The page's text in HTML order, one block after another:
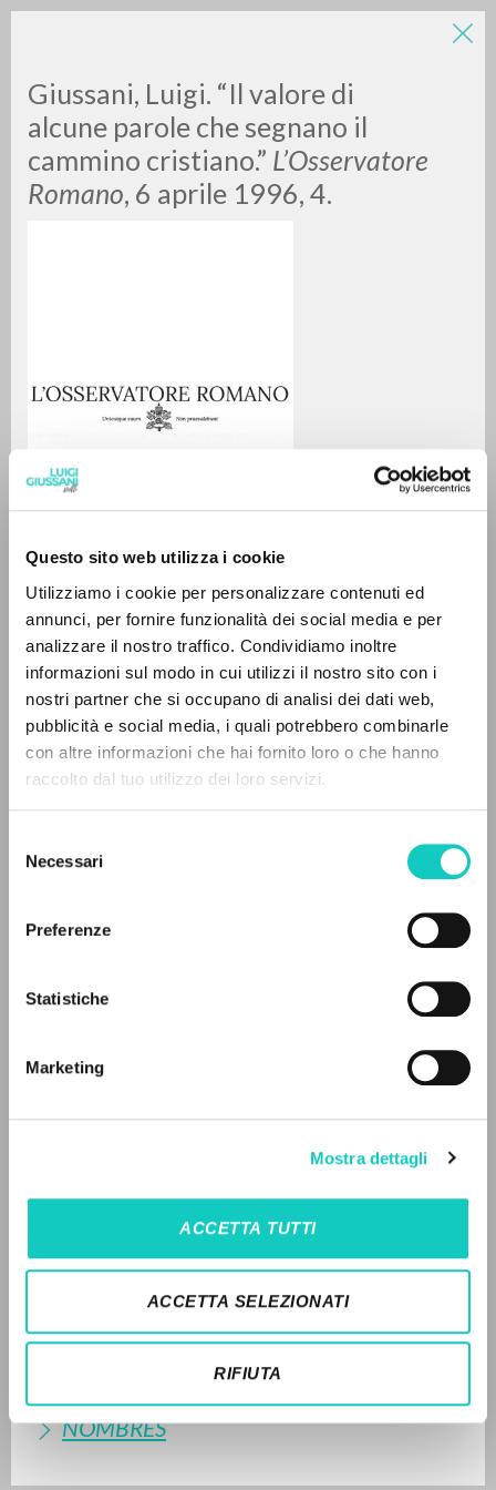
Questo sito web utilizza i cookie
Utilizziamo i cookie per personalizzare contenuti ed
annunci, per fornire funzionalità dei social media e per
analizzare il nostro traffico. Condividiamo inoltre
informazioni sul modo in cui utilizzi il nostro sito con i
nostri partner che si occupano di analisi dei dati web,
pubblicità e social media, i quali potrebbero combinarle
con altre informazioni che hai fornito loro o che hanno
raccolto dal tuo utilizzo dei loro servizi.
delNecessari
Preferenze
Statistiche
Marketing
Mostra dettagli
ACCETTA TUTTI
ACCETTA SELEZIONATI
RIFIUTA
Giussani, Luigi. “Il valore di
alcune parole che segnano il
cammino cristiano.” L’Osservatore
Romano, 6 aprile 1996, 4.
Giussani Luigi Autor
Italiano
L'Osservatore Romano
1996
Páginas: 1
ÚLTIMA ACTUALIZACIÓN
03/10/2024
LEE EL FULL TEXT EN LA EDICIÓN
DISPONIBLE
2000 - L'io, il potere, le opere: Contributi da
un'esperienza - Marietti 1820 - Italiano (pp. 271-275)
TRADUCCIONÉS
OBRAS RELACIONADAS
TRADUCCIONES DE OBRAS
RELACIONADAS
TEXTO ORIGINAL
NOMBRES
EL PROYECTO
voces bibliográficas, textos íntegros en 5
Italiano Inglés Español
NEWSLETTER
publicaciones, eventos y líneas editoriales.